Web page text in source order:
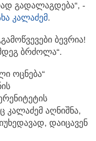
გადალაგდება“, -
კალაძემ.
ბევრია!
ბრძოლა“.
ოცნება“
აღნიშნა,
დაიცავენ